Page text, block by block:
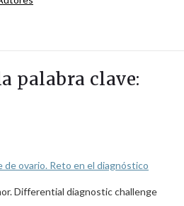
palabra clave:
ovario. Reto en el diagnóstico
Differential diagnostic challenge